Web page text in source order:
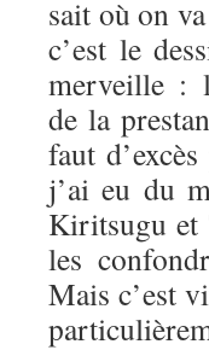
sait où on
c’est le
merveille :
de la
faut
j’ai eu du
Kiritsugu et
les
Mais c’est